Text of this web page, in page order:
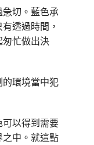
切。藍色承
透過時間，
忙做出決
環境當中犯
以得到需要
中。就這點